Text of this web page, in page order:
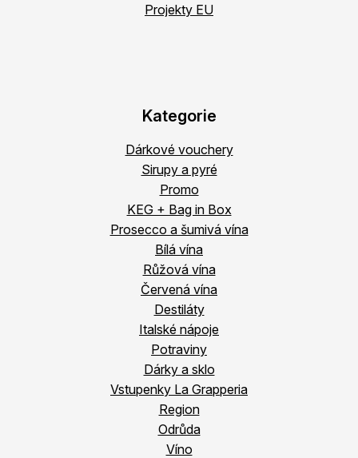
Projekty EU
Kategorie
Dárkové vouchery
Sirupy a pyré
Promo
KEG + Bag in Box
Prosecco a šumivá vína
Bílá vína
Růžová vína
Červená vína
Destiláty
Italské nápoje
Potraviny
Dárky a sklo
Vstupenky La Grapperia
Region
Odrůda
Víno